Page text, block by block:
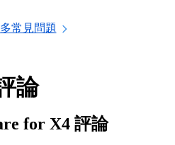
常見問題
論
for X4 評論